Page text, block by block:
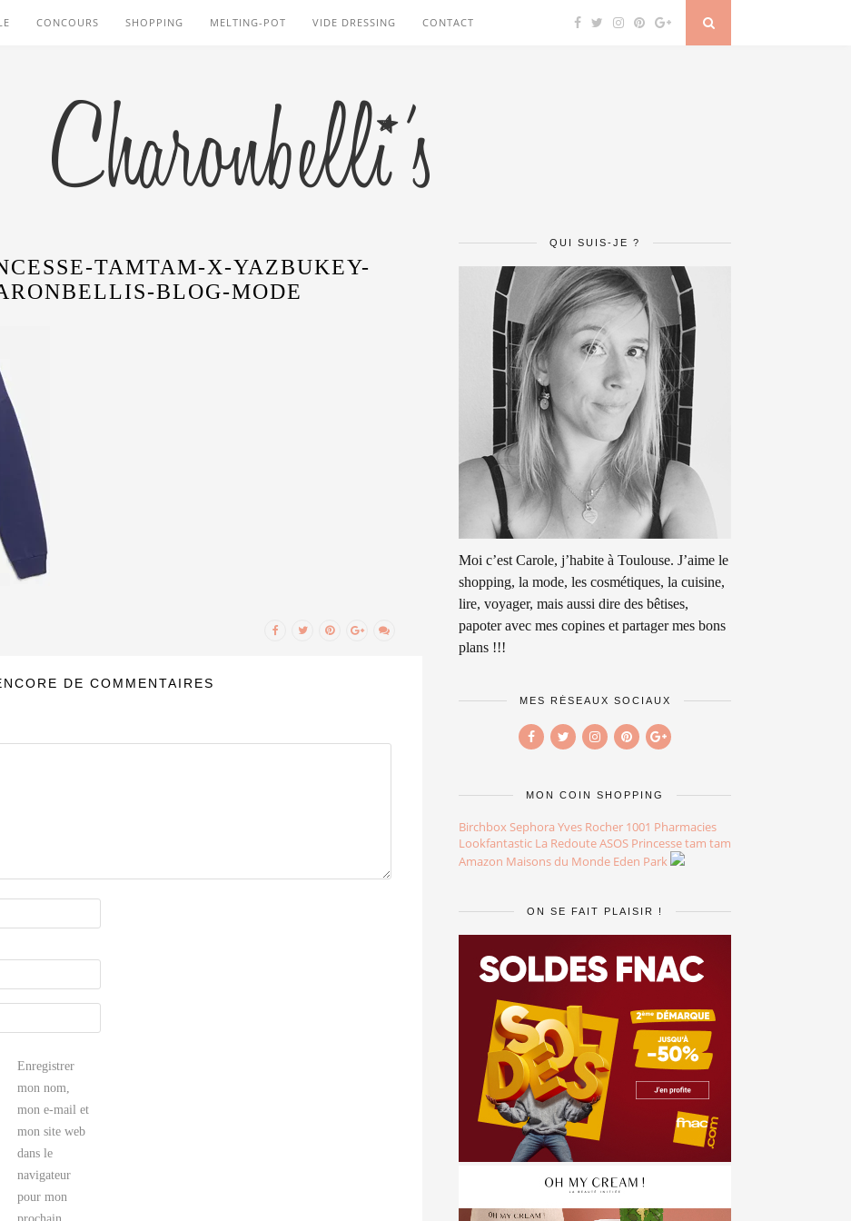
CONCOURS SHOPPING MELTING-POT VIDE DRESSING CONTACT
TAMTAM-X-YAZBUKEY-
BLOG-MODE
DE COMMENTAIRES
Enregistrer
mon nom,
mon e-mail et
mon site web
dans le
navigateur
pour mon
QUI SUIS-JE ?
Moi c’est Carole, j’habite à Toulouse. J’aime le
shopping, la mode, les cosmétiques, la cuisine,
lire, voyager, mais aussi dire des bêtises,
papoter avec mes copines et partager mes bons
plans !!!
MES RÉSEAUX SOCIAUX
MON COIN SHOPPING
Birchbox Sephora Yves Rocher 1001 Pharmacies
Lookfantastic La RedouteASOS Princesse tam tam
Amazon Maisons du Monde Eden Park
ON SE FAIT PLAISIR !